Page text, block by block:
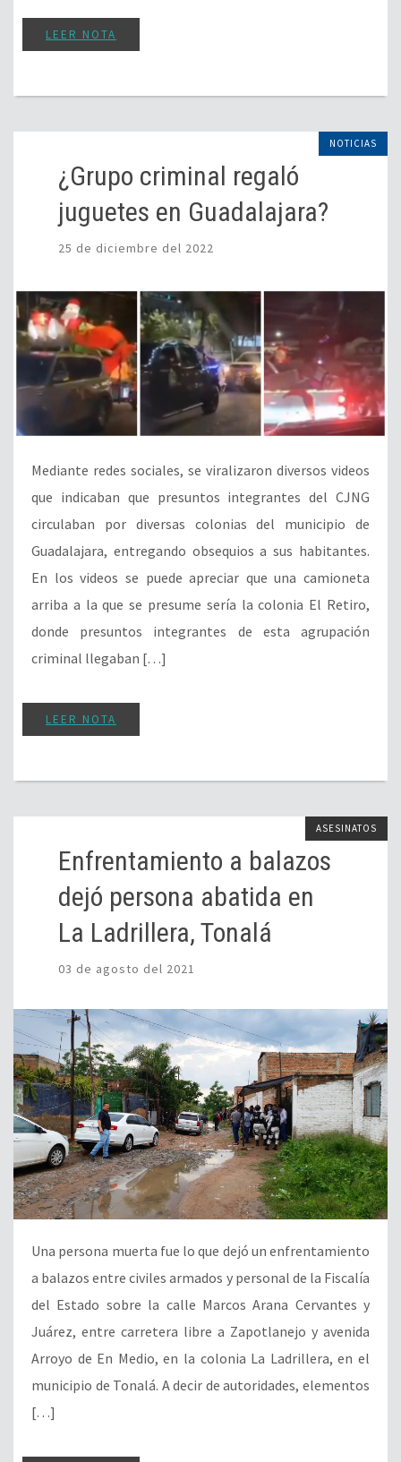
LEER NOTA
NOTICIAS
¿Grupo criminal regaló
juguetes en Guadalajara?
25 de diciembre del 2022
Mediante redes sociales, se viralizaron diversos videos
que indicaban que presuntos integrantes del CJNG
circulaban por diversas colonias del municipio de
Guadalajara, entregando obsequios a sus habitantes.
En los videos se puede apreciar que una camioneta
arriba a la que se presume sería la colonia El Retiro,
donde presuntos integrantes de esta agrupación
criminal llegaban […]
LEER NOTA
ASESINATOS
Enfrentamiento a balazos
dejó persona abatida en
La Ladrillera, Tonalá
03 de agosto del 2021
Una persona muerta fue lo que dejó un enfrentamiento
a balazos entre civiles armados y personal de la Fiscalía
del Estado sobre la calle Marcos Arana Cervantes y
Juárez, entre carretera libre a Zapotlanejo y avenida
Arroyo de En Medio, en la colonia La Ladrillera, en el
municipio de Tonalá. A decir de autoridades, elementos
[…]